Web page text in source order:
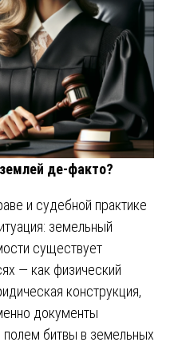
де-факто?
и судебной практике
земельный
существует
— как физический
конструкция,
документы
полем битвы в земельных